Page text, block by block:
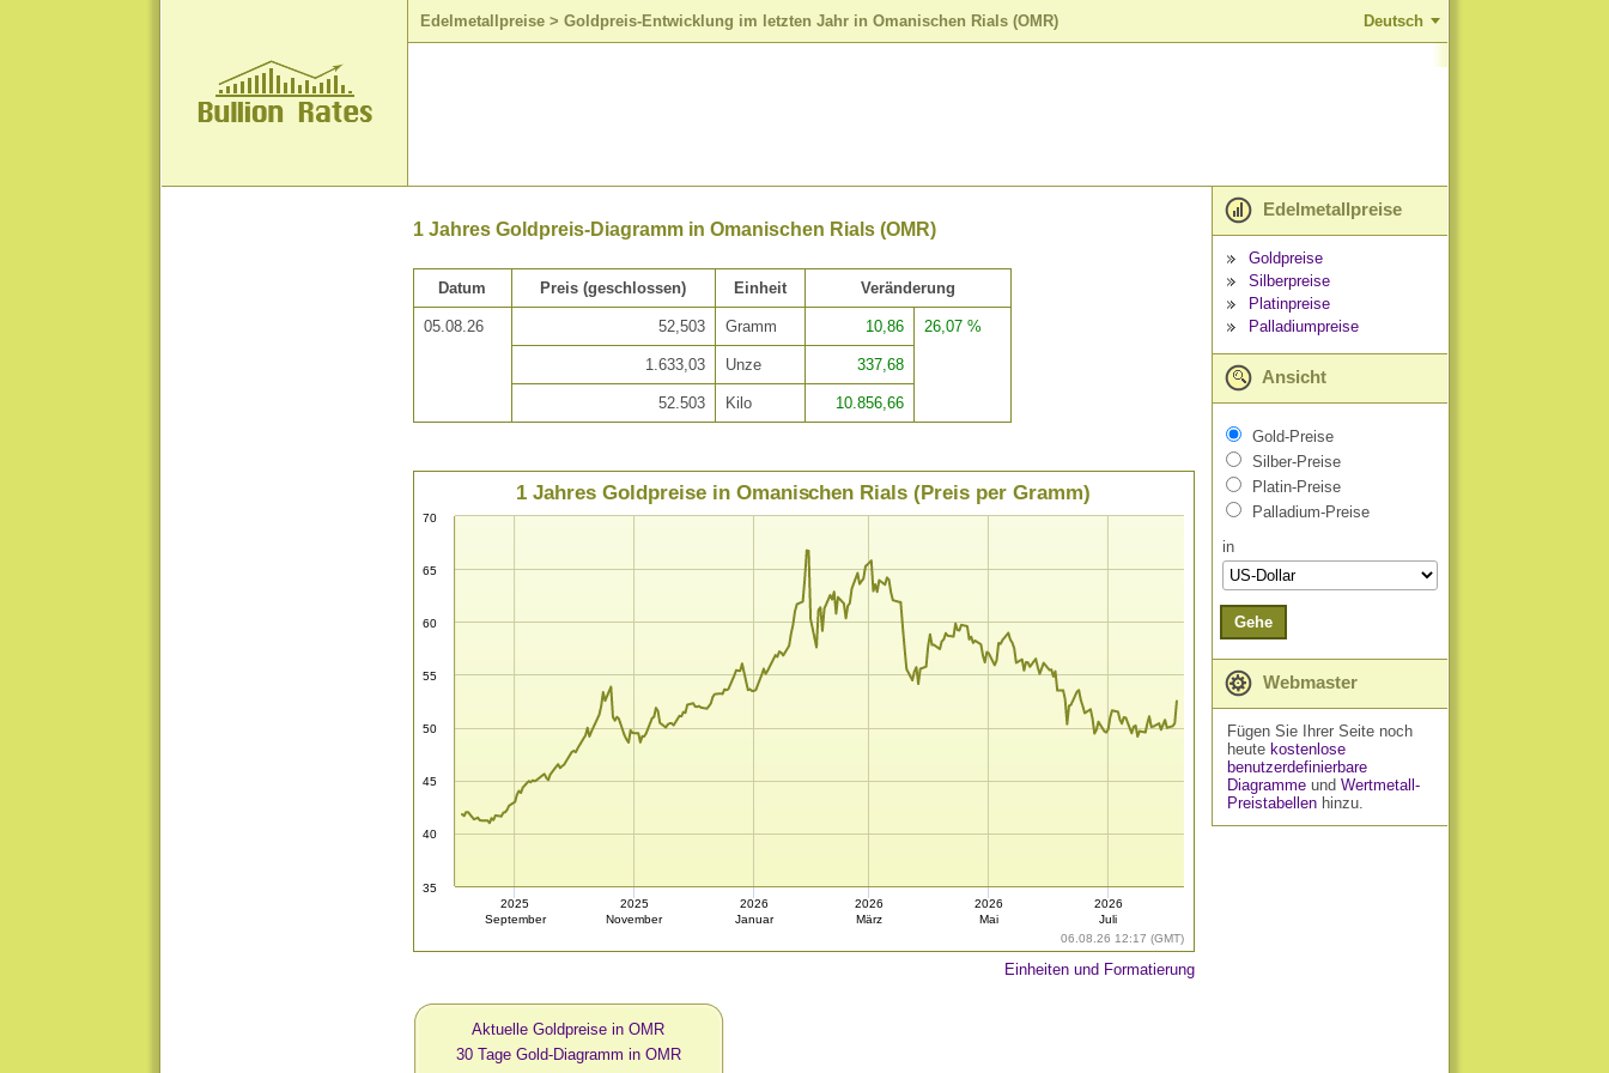
Edelmetallpreise > Goldpreis-Entwicklung im letzten Jahr in Omanischen Rials (OMR) Deutsch
1 Jahres Goldpreis-Diagramm in Omanischen Rials (OMR)
Datum Preis (geschlossen) Einheit Veränderung
05.08.26 52,503 Gramm 10,86 26,07 %
1.633,03 Unze 337,68
52.503 Kilo 10.856,66
06.08.26 12:17 (GMT)
1 Jahres Goldpreise in Omanischen Rials (Preis per Gramm)
35
40
45
50
55
60
65
70
2025
September
2025
November
2026
Januar
2026
März
2026
Mai
2026
Juli
Einheiten und Formatierung
Aktuelle Goldpreise in OMR
30 Tage Gold-Diagramm in OMR
Edelmetallpreise
Goldpreise
Silberpreise
Platinpreise
Palladiumpreise
Ansicht
Gold-Preise
Silber-Preise
Platin-Preise
Palladium-Preise
in
Gehe
Webmaster
Fügen Sie Ihrer Seite noch
heute kostenlose
benutzerdefinierbare
Diagrammeund Wertmetall-
Preistabellenhinzu.